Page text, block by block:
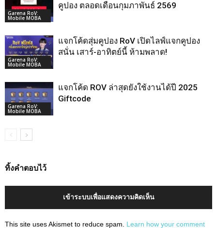
Garena RoV:
Mobile MOBA
คูปอง ตลอดเดือนกุมภาพันธ์ 2569
Garena RoV:
Mobile MOBA
แจกโค้ดสุ่มคูปอง RoV เปิดไลฟ์แจกคูปอง
สนั่น เสาร์-อาทิตย์นี้ ห้ามพลาด!
Garena RoV:
Mobile MOBA
แจกโค้ด ROV ล่าสุดยังใช้งานได้ปี 2025
Giftcode
ทิ้งคำตอบไว้
เข้าระบบเพื่อแสดงความคิดเห็น
This site uses Akismet to reduce spam. Learn how your comment